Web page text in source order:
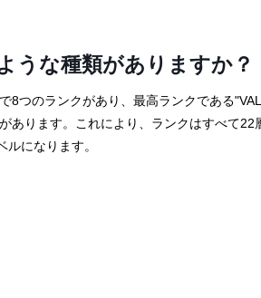
うな種類がありますか？
8つのランクがあり、最高ランクである
あります。これにより、ランクはすべて22
になります。